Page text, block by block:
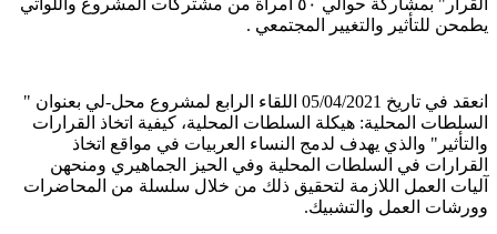
يطمحن للتأثير والتغيير المجتمعي .
انعقد في تاريخ 05/04/2021 اللقاء الرابع لمشروع محل-لي بعنوان "
السلطات المحلية: هيكلة السلطات المحلية، كيفية اتخاذ القرارات
والتأثير" والذي يهدف لدمج النساء العربيات في مواقع اتخاذ
القرارات في السلطات المحلية وفي الحيز الجماهيري ومنحهن
آليات العمل اللازمة لتحقيق ذلك من خلال سلسلة من المحاضرات
وورشات العمل والتشبيك.